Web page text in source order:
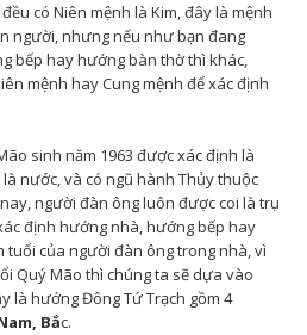
có Niên mệnh là Kim, đây là mệnh
người, nhưng nếu như bạn đang
bếp hay hướng bàn thờ thì khác,
mệnh hay Cung mệnh để xác định
sinh năm 1963 được xác định là
nước, và có ngũ hành Thủy thuộc
người đàn ông luôn được coi là trụ
định hướng nhà, hướng bếp hay
của người đàn ông trong nhà, vì
Quý Mão thì chúng ta sẽ dựa vào
là hướng Đông Tứ Trạch gồm 4
Bắc.